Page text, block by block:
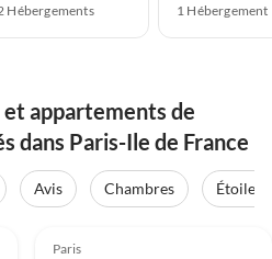
Hébergements 1 Hébergement
et appartements de
dans Paris-Ile de France
Avis Chambres
Étoiles
Paris